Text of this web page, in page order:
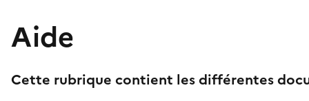
Aide
Cette rubrique contient les différentes